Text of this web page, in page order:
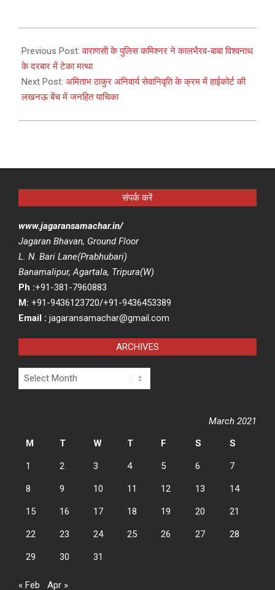
03-
27
Previous Post:वाराणसी के पुलिस कमिश्नर ने कालभैरव-बाबा विश्वनाथ
के दरबार में टेका मत्था
Next Post: अमिताभ ठाकुर अनिवार्य सेवानिवृति के क्रम में हाईकोर्ट की
लखनऊ बेंच में जनहित याचिका
संपर्क करें
www.jagaransamachar.in/
Jagaran Bhavan, Ground Floor
L. N. Bari Lane(Prabhubari)
Banamalipur, Agartala, Tripura(W)
Ph :+91-381-7960883
M: +91-9436123720/+91-9436453389
Email : jagaransamachar@gmail.com
ARCHIVES
Archives
March 2021
M
T W T F S S
1 2 3 4 5 6 7
8 9 10 11 12 13 14
15 16 17 18 19 20 21
22 23 24 25 26 27 28
29 30 31
« Feb Apr »